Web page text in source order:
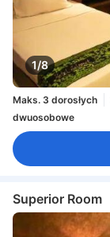
1/8
Maks. 3 dorosłych
dwuosobowe
Superior Room